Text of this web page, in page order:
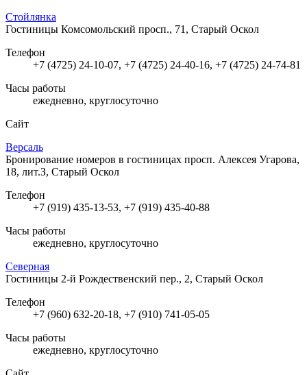
Стойлянка
Гостиницы Комсомольский просп., 71, Старый Оскол
Телефон
+7 (4725) 24-10-07, +7 (4725) 24-40-16, +7 (4725) 24-74-81
Часы работы
ежедневно, круглосуточно
Сайт
Версаль
Бронирование номеров в гостиницах просп. Алексея Угарова,
18, лит.З, Старый Оскол
Телефон
+7 (919) 435-13-53, +7 (919) 435-40-88
Часы работы
ежедневно, круглосуточно
Северная
Гостиницы 2-й Рождественский пер., 2, Старый Оскол
Телефон
+7 (960) 632-20-18, +7 (910) 741-05-05
Часы работы
ежедневно, круглосуточно